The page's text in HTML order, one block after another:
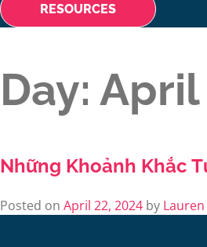
RESOURCES
Day: April
Những Khoảnh Khắc
Posted on April 22, 2024 by